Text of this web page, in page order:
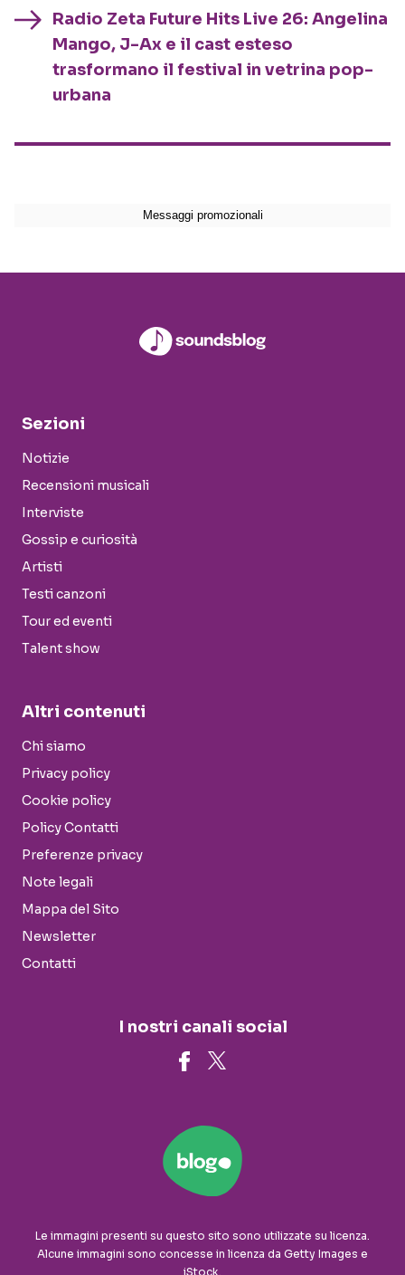
Radio Zeta Future Hits Live 26: Angelina
Mango, J-Ax e il cast esteso
trasformano il festival in vetrina pop-
urbana
Sezioni
Notizie
Recensioni musicali
Interviste
Gossip e curiosità
Artisti
Testi canzoni
Tour ed eventi
Talent show
Altri contenuti
Chi siamo
Privacy policy
Cookie policy
Policy Contatti
Preferenze privacy
Note legali
Mappa del Sito
Newsletter
Contatti
I nostri canali social
Le immagini presenti su questo sito sono utilizzate su licenza.
Alcune immagini sono concesse in licenza da Getty Images e
iStock.